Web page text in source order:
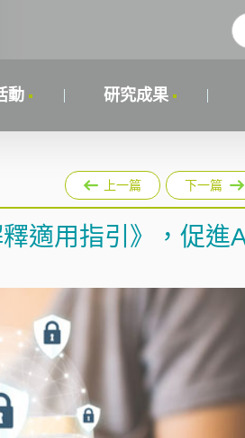
動 研究成果
上一篇 下一篇
適用指引》，促進